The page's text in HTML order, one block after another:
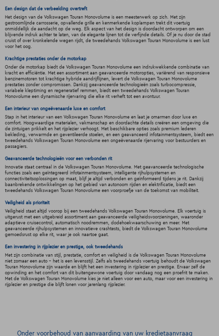
Een design dat de verbeelding overtreft
Het design van de Volkswagen Touran Monovolume is een meesterwerk op zich. Met zijn
gestroomlijnde carrosserie, opvallende grille en kenmerkende koplampen trekt dit voertuig
onmiddellijk de aandacht op de weg. Elk aspect van het design is doordacht ontworpen om een
blijvende indruk achter te laten, van de elegante lijnen tot de verfijnde details. Of je nu door de stad
cruist of over kronkelende wegen rijdt, de tweedehands Volkswagen Touran Monovolume is een lust
voor het oog.
Krachtige prestaties onder de motorkap
Onder de motorkap biedt de Volkswagen Touran Monovolume een indrukwekkende combinatie van
kracht en efficiëntie. Met een assortiment aan geavanceerde motoropties, variërend van responsieve
benzinemotoren tot krachtige hybride aandrijflijnen, levert de Volkswagen Touran Monovolume
prestaties zonder compromissen. Dankzij geavanceerde technologieën zoals turbocompressie,
variabele kleptiming en regeneratief remmen, biedt een tweedehands Volkswagen Touran
Monovolume een dynamische rijervaring die elke rit verheft tot een avontuur.
Een interieur van ongeëvenaarde luxe en comfort
Stap in het interieur van een Volkswagen Touran Monovolume en laat je omarmen door luxe en
comfort. Hoogwaardige materialen, vakmanschap en doordachte details creëren een omgeving die
de zintuigen prikkelt en het rijplezier verhoogt. Met beschikbare opties zoals premium lederen
bekleding, verwarmde en geventileerde stoelen, en een geavanceerd infotainmentsysteem, biedt een
tweedehands Volkswagen Touran Monovolume een ongeëvenaarde rijervaring voor bestuurders en
passagiers.
Geavanceerde technologieën voor een verbonden rit
Innovatie staat centraal in de Volkswagen Touran Monovolume. Met geavanceerde technologische
functies zoals een geïntegreerd infotainmentsysteem, intelligente rijhulpsystemen en
connectiviteitsoplossingen op maat, blijf je altijd verbonden en geïnformeerd tijdens je rit. Dankzij
baanbrekende ontwikkelingen op het gebied van autonoom rijden en elektrificatie, biedt een
tweedehands Volkswagen Touran Monovolume een voorproefje van de toekomst van mobiliteit.
Veiligheid als prioriteit
Veiligheid staat altijd voorop bij een tweedehands Volkswagen Touran Monovolume. Elk voertuig is
uitgerust met een uitgebreid assortiment aan geavanceerde veiligheidsvoorzieningen, waaronder
adaptieve cruisecontrol, automatisch noodremmen, dodehoekwaarschuwing en meer. Met
geavanceerde rijhulpsystemen en innovatieve crashtests, biedt de Volkswagen Touran Monovolume
gemoedsrust op elke rit, waar je ook naartoe gaat.
Een investering in rijplezier en prestige, ook tweedehands
Met zijn combinatie van stijl, prestatie, comfort en veiligheid is de Volkswagen Touran Monovolume
niet zomaar een auto - het is een levensstijl. Zelfs als tweedehands voertuig behoudt de Volkswagen
Touran Monovolume zijn waarde en blijft het een investering in rijplezier en prestige. Ervaar zelf de
opwinding en het comfort van dit buitengewone voertuig door vandaag nog een proefrit te maken.
Met de Volkswagen Touran Monovolume kies je niet alleen voor een auto, maar voor een investering in
rijplezier en prestige die blijft lonen voor jarenlang rijplezier.
Onder voorbehoud van aanvaarding van uw kredietaanvraag